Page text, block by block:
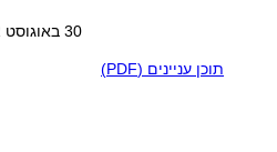
תוכן עניינים (PDF)